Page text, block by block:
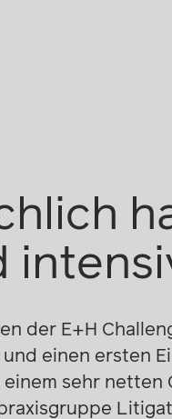
der E+H
und einen ersten
einem sehr netten